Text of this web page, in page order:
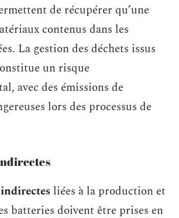
de récupérer qu’une
contenus dans les
La gestion des déchets issus
un risque
avec des émissions de
lors des processus de
liées à la production et
batteries doivent être prises en